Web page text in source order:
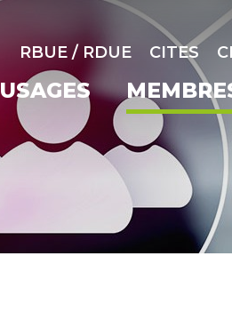
RBUE / RDUE CITES
USAGES